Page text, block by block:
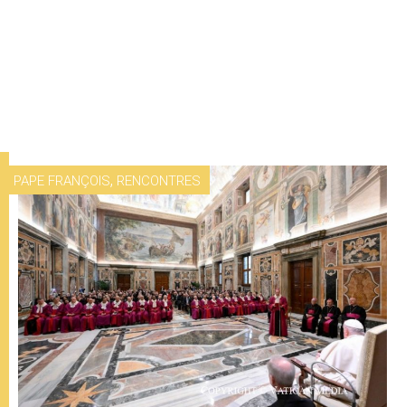
PAPE FRANÇOIS, RENCONTRES